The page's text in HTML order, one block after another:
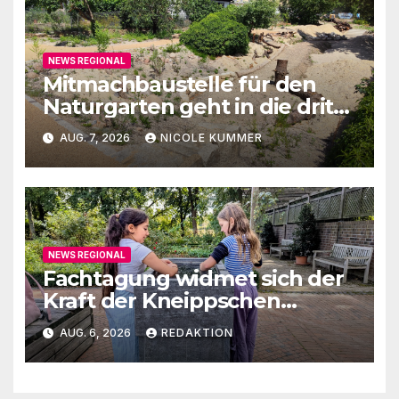
NEWS REGIONAL
Mitmachbaustelle für den
Naturgarten geht in die dritte
Runde
AUG. 7, 2026 NICOLE KUMMER
NEWS REGIONAL
Fachtagung widmet sich der
Kraft der Kneippschen
Elemente
AUG. 6, 2026 REDAKTION